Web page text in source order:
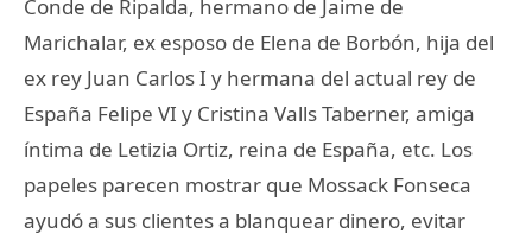
Conde de Ripalda, hermano de Jaime de
Marichalar, ex esposo de Elena de Borbón, hija del
ex rey Juan Carlos I y hermana del actual rey de
España Felipe VI y Cristina Valls Taberner, amiga
íntima de Letizia Ortiz, reina de España, etc. Los
papeles parecen mostrar que Mossack Fonseca
ayudó a sus clientes a blanquear dinero, evitar